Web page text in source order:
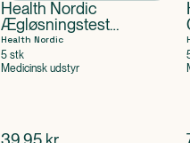
Health Nordic
Ægløsningstest
(Strimmel)
Health Nordic
5 stk
Medicinsk udstyr
$nuværende pris